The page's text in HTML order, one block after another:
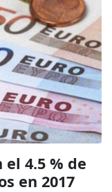
4.5 % de
en 2017